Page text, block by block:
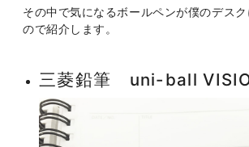
その中で気になるボールペンが僕のデス
ので紹介します。
三菱鉛筆 uni-ball